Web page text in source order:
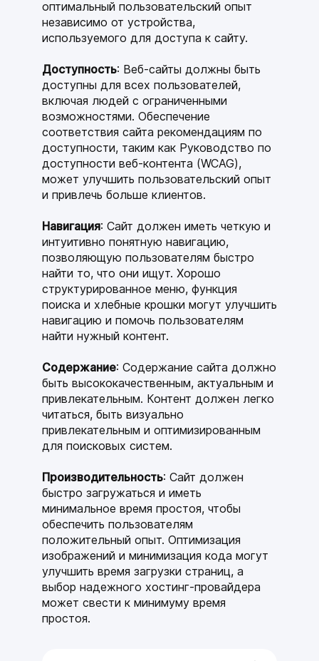
оптимальный пользовательский опыт
независимо от устройства,
используемого для доступа к сайту.
Доступность: Веб-сайты должны быть
доступны для всех пользователей,
включая людей с ограниченными
возможностями. Обеспечение
соответствия сайта рекомендациям по
доступности, таким как Руководство по
доступности веб-контента (WCAG),
может улучшить пользовательский опыт
и привлечь больше клиентов.
Навигация: Сайт должен иметь четкую и
интуитивно понятную навигацию,
позволяющую пользователям быстро
найти то, что они ищут. Хорошо
структурированное меню, функция
поиска и хлебные крошки могут улучшить
навигацию и помочь пользователям
найти нужный контент.
Содержание: Содержание сайта должно
быть высококачественным, актуальным и
привлекательным. Контент должен легко
читаться, быть визуально
привлекательным и оптимизированным
для поисковых систем.
Производительность: Сайт должен
быстро загружаться и иметь
минимальное время простоя, чтобы
обеспечить пользователям
положительный опыт. Оптимизация
изображений и минимизация кода могут
улучшить время загрузки страниц, а
выбор надежного хостинг-провайдера
может свести к минимуму время
простоя.